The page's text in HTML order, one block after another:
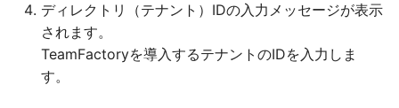
ディレクトリ（テナント）IDの入力メッセージが表示
されます。
TeamFactoryを導入するテナントのIDを入力しま
す。